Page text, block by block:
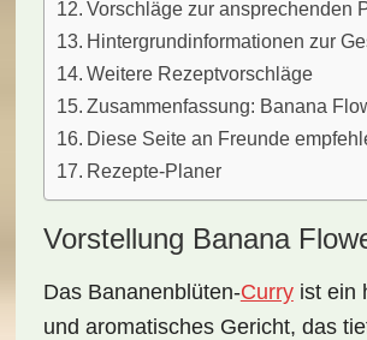
Vorschläge zur ansprechenden
Hintergrundinformationen zur
Weitere Rezeptvorschläge
Zusammenfassung: Banana
Diese Seite an Freunde
Rezepte-Planer
Vorstellung Banana
Das Bananenblüten-Curryist ein
und aromatisches Gericht, das